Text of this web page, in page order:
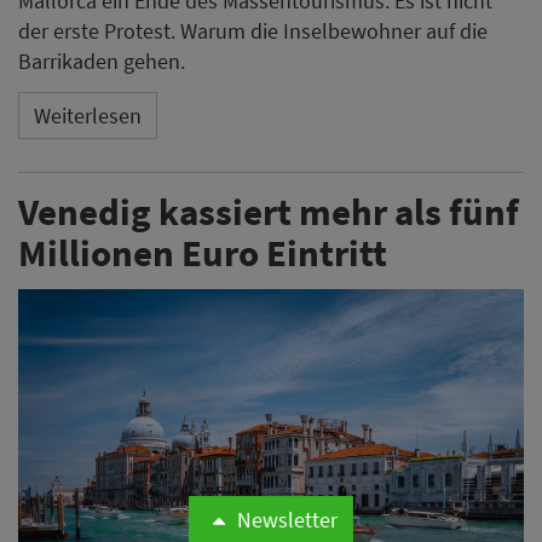
der erste Protest. Warum die Inselbewohner auf die
Barrikaden gehen.
Weiterlesen
Venedig kassiert mehr als fünf
Millionen Euro Eintritt
Newsletter